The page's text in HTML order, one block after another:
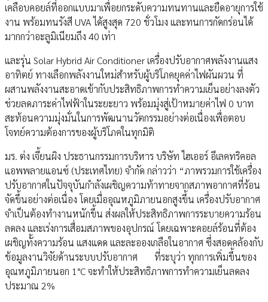
เคลือบคอยล์ที่ออกแบบมาเพื่อยกระดับความทนทานและยืดอายุการใช้
งาน พร้อมทนรังสี UVA ได้สูงสุด 720 ชั่วโมง และทนการกัดกร่อนได้
มากกว่าอะลูมิเนียมถึง 40 เท่า
และรุ่น Solar Hybrid Air Conditioner เครื่องปรับอากาศพลังงานแสง
อาทิตย์ ทางเลือกพลังงานใหม่สำหรับผู้บริโภคยุคค่าไฟผันผวน ที่
ผสานพลังงานสะอาดเข้ากับประสิทธิภาพการทำความเย็นอย่างลงตัว
ช่วยลดภาระค่าไฟฟ้าในระยะยาว พร้อมมุ่งสู่เป้าหมายค่าไฟ 0 บาท
สะท้อนความมุ่งมั่นในการพัฒนานวัตกรรมอย่างต่อเนื่องเพื่อตอบ
โจทย์ความต้องการของผู้บริโภคในทุกมิติ
มร. ต่ง เจี้ยนผิง ประธานกรรมการบริหาร บริษัท ไฮเออร์ อีเลคทริคอล
แอพพลายแอนซ์ (ประเทศไทย) จำกัด กล่าวว่า “ภาพรวมการใช้เครื่อง
ปรับอากาศในปัจจุบันกำลังเผชิญความท้าทายจากสภาพอากาศที่ร้อน
จัดขึ้นอย่างต่อเนื่อง โดยเมื่ออุณหภูมิภายนอกสูงขึ้น เครื่องปรับอากาศ
จำเป็นต้องทำงานหนักขึ้น ส่งผลให้ประสิทธิภาพการระบายความร้อน
ลดลง และเร่งการเสื่อมสภาพของอุปกรณ์ โดยเฉพาะคอยล์ร้อนที่ต้อง
เผชิญทั้งความร้อน แสงแดด และละอองเกลือในอากาศ ซึ่งสอดคล้องกับ
ข้อมูลงานวิจัยด้านระบบปรับอากาศ ที่ระบุว่า ทุกการเพิ่มขึ้นของ
อุณหภูมิภายนอก 1°C จะทำให้ประสิทธิภาพการทำความเย็นลดลง
ประมาณ 2%